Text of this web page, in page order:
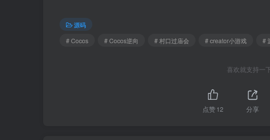
源码
# Cocos
# Cocos逆向 # 村口过庙会 # creator小游戏 #
喜欢就支持一
点赞12 分享